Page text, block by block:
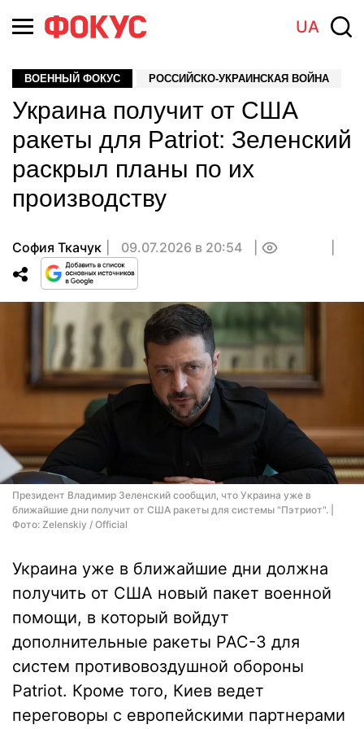
UA
ВОЕННЫЙ ФОКУС РОССИЙСКО-УКРАИНСКАЯ ВОЙНА
Украина получит от США
ракеты для Patriot: Зеленский
раскрыл планы по их
производству
София Ткачук 09.07.2026 в 20:54
Президент Владимир Зеленский сообщил, что Украина уже в
ближайшие дни получит от США ракеты для системы "Пэтриот". |
Фото: Zelenskiy / Official
Украина уже в ближайшие дни должна
получить от США новый пакет военной
помощи, в который войдут
дополнительные ракеты PAC-3 для
систем противовоздушной обороны
Patriot. Кроме того, Киев ведет
переговоры с европейскими партнерами